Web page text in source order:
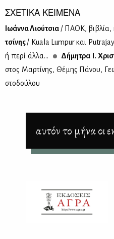
ΣΧΕΤΙΚΑ ΚΕΙΜΕΝΑ
Ιω­άν­να Λιού­τσια/ ΠΑ­ΟΚ, βι­βλία,
τσί­νης/ Kuala Lumpur και
ή πε­ρί άλ­λα...
Δή­μη­τρα Ι.
στος Μαρ­τί­νης, Θέ­μης Πά­νου,
στο­δού­λου
αυτόν το μήνα οι